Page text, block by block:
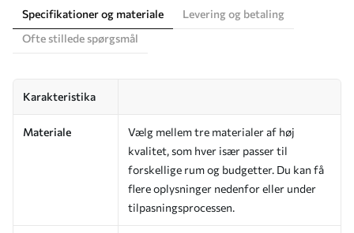
Specifikationer og materiale
Levering og betaling
Ofte stillede spørgsmål
Karakteristika
Materiale
Vælg mellem tre materialer af høj
kvalitet, som hver især passer til
forskellige rum og budgetter. Du kan få
flere oplysninger nedenfor eller under
tilpasningsprocessen.